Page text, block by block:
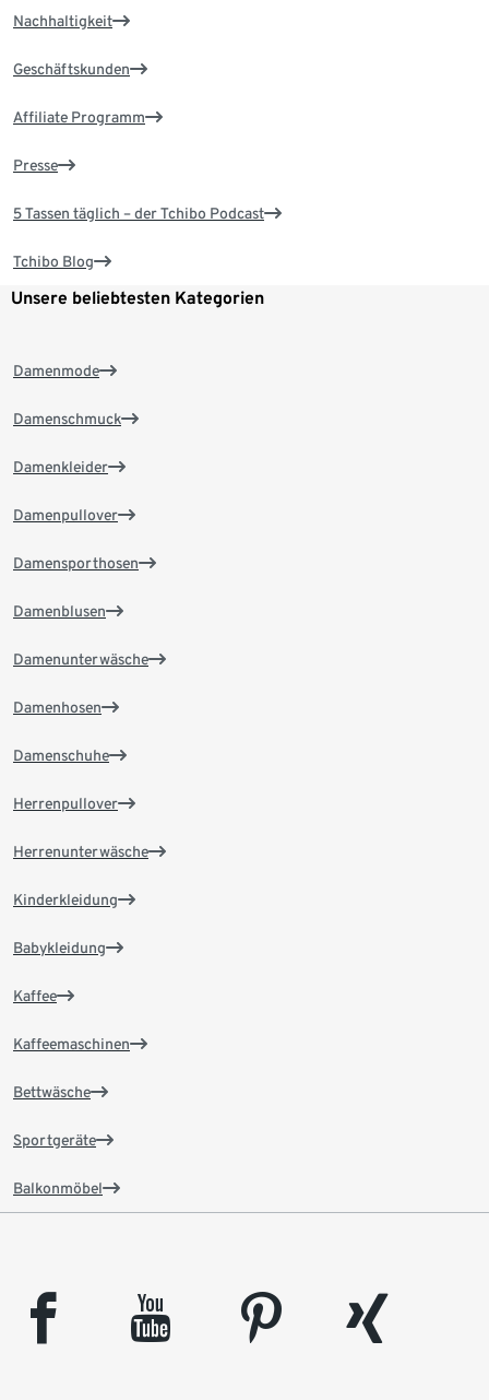
Nachhaltigkeit
Geschäftskunden
Affiliate Programm
Presse
5 Tassen täglich – der Tchibo Podcast
Tchibo Blog
Unsere beliebtesten Kategorien
Damenmode
Damenschmuck
Damenkleider
Damenpullover
Damensporthosen
Damenblusen
Damenunterwäsche
Damenhosen
Damenschuhe
Herrenpullover
Herrenunterwäsche
Kinderkleidung
Babykleidung
Kaffee
Kaffeemaschinen
Bettwäsche
Sportgeräte
Balkonmöbel
facebook youtube pinterest
xing